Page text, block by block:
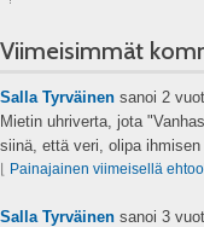
Viimeisimmät
Salla Tyrväinen sanoi 2
Mietin uhriverta, jota
siinä, että veri, olipa
Painajainen viimeisellä
Salla Tyrväinen sanoi 3